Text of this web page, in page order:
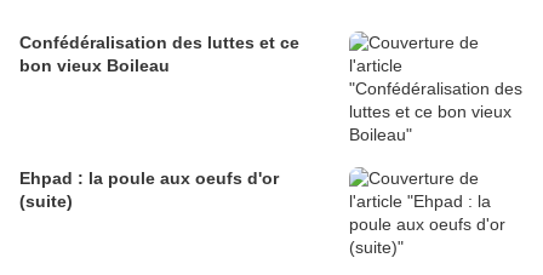
Confédéralisation des luttes et ce
bon vieux Boileau
Ehpad : la poule aux oeufs d'or
(suite)